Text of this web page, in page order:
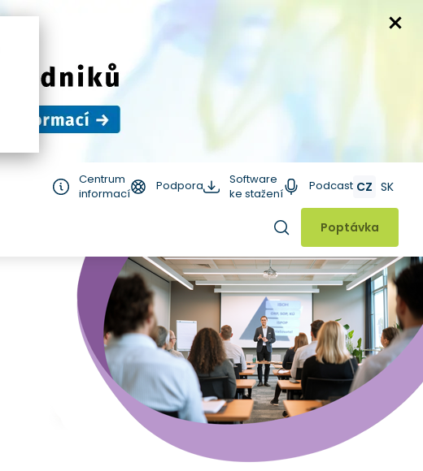
Centrum
informací
Podpora
Software
ke stažení
Podcast CZ SK
Hledat
Poptávka